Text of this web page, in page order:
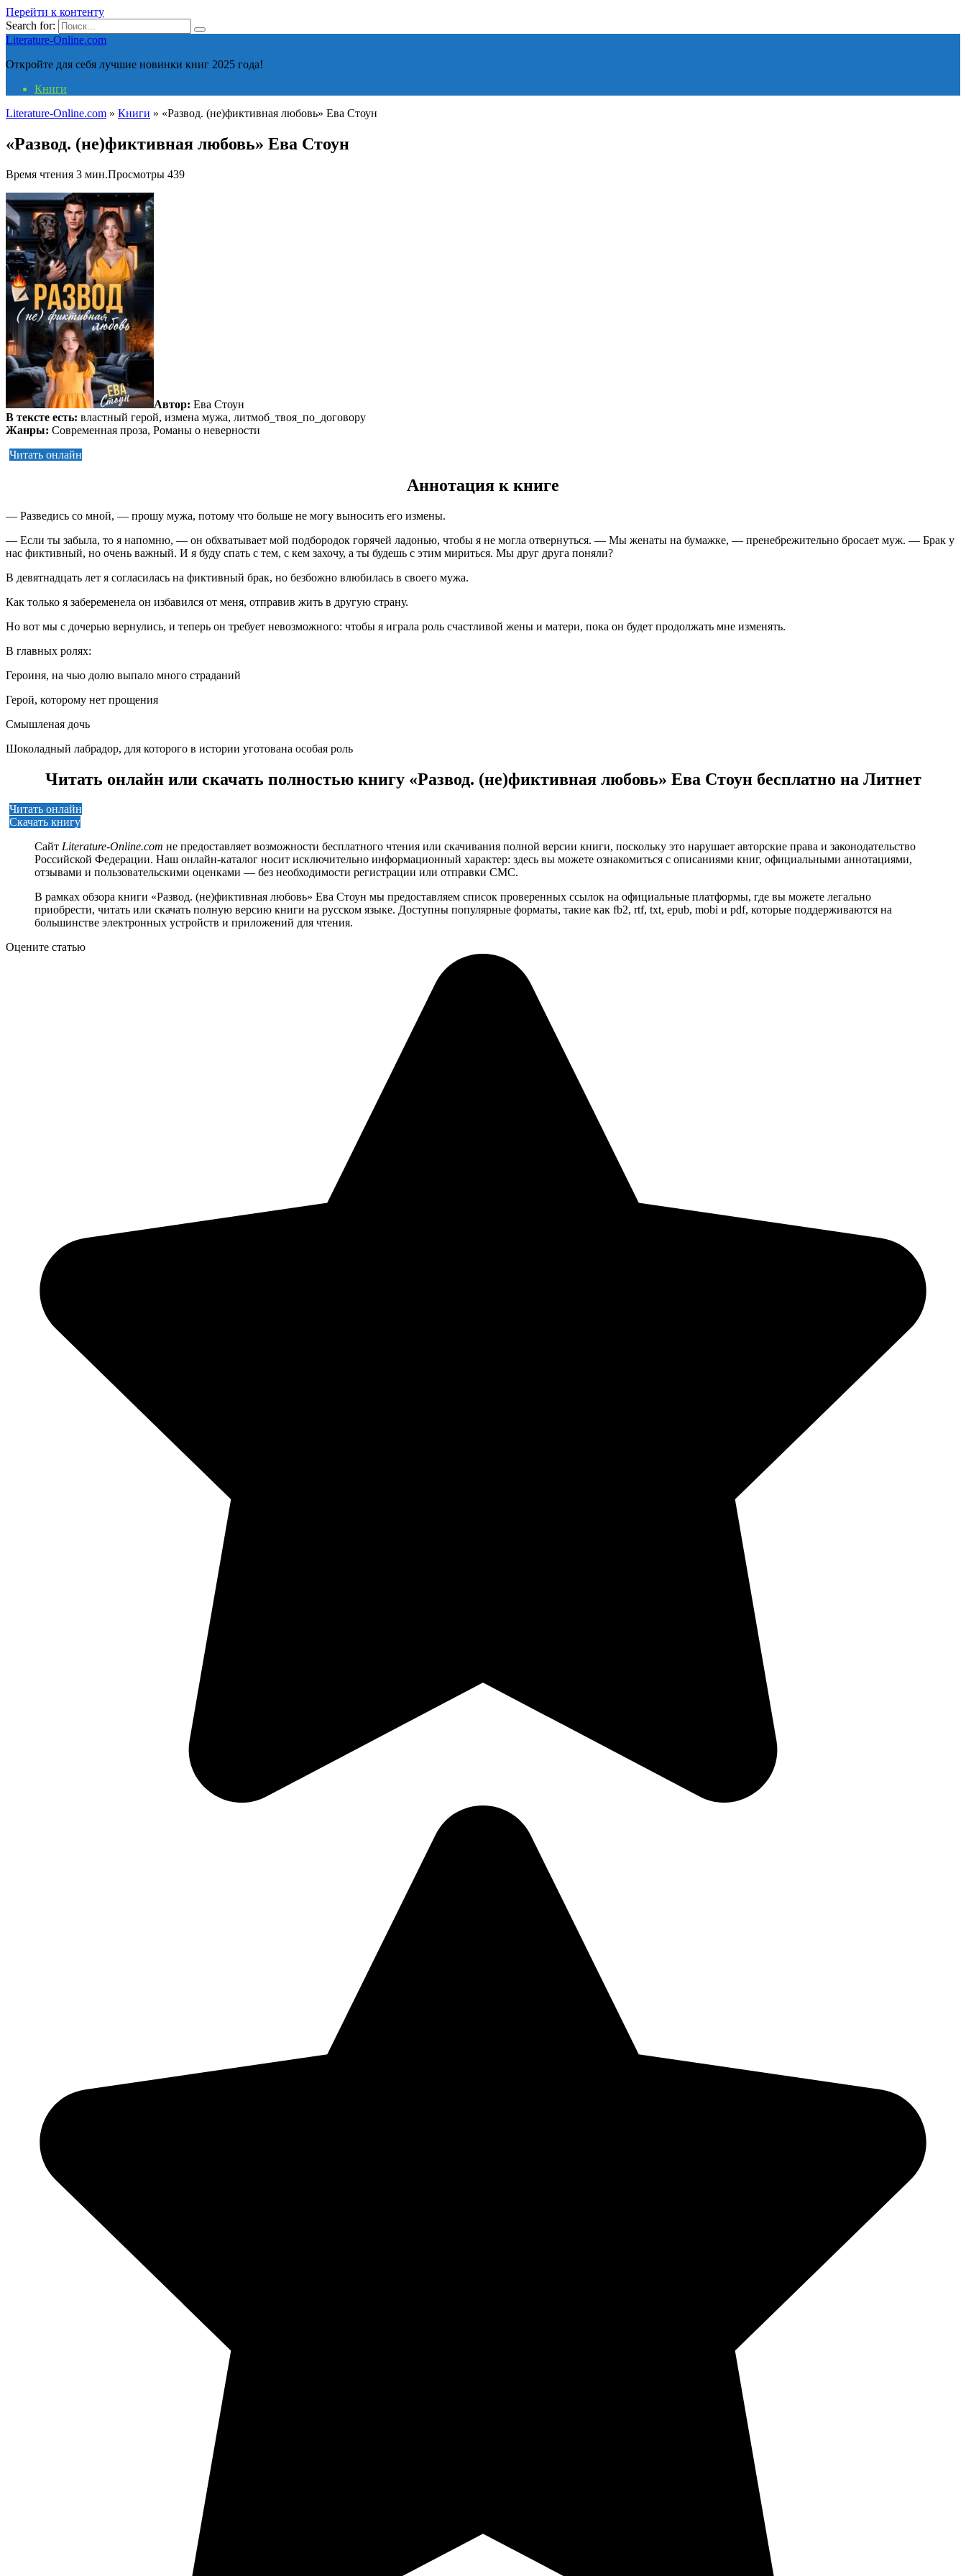
Перейти к контенту
Search for:
Literature-Online.com
Откройте для себя лучшие новинки книг 2025 года!
Книги
Literature-Online.com » Книги » «Развод. (не)фиктивная любовь» Ева Стоун
«Развод. (не)фиктивная любовь» Ева Стоун
Время чтения 3 мин.Просмотры 439
Автор: Ева Стоун
В тексте есть: властный герой, измена мужа, литмоб_твоя_по_договору
Жанры: Современная проза, Романы о неверности
Читать онлайн
Аннотация к книге
— Разведись со мной, — прошу мужа, потому что больше не могу выносить его измены.
— Если ты забыла, то я напомню, — он обхватывает мой подбородок горячей ладонью, чтобы я не могла отвернуться. — Мы женаты на бумажке, — пренебрежительно бросает муж. — Брак у
нас фиктивный, но очень важный. И я буду спать с тем, с кем захочу, а ты будешь с этим мириться. Мы друг друга поняли?
В девятнадцать лет я согласилась на фиктивный брак, но безбожно влюбилась в своего мужа.
Как только я забеременела он избавился от меня, отправив жить в другую страну.
Но вот мы с дочерью вернулись, и теперь он требует невозможного: чтобы я играла роль счастливой жены и матери, пока он будет продолжать мне изменять.
В главных ролях:
Героиня, на чью долю выпало много страданий
Герой, которому нет прощения
Смышленая дочь
Шоколадный лабрадор, для которого в истории уготована особая роль
Читать онлайн или скачать полностью книгу «Развод. (не)фиктивная любовь» Ева Стоун бесплатно на Литнет
Читать онлайн
Скачать книгу
Сайт Literature-Online.com не предоставляет возможности бесплатного чтения или скачивания полной версии книги, поскольку это нарушает авторские права и законодательство
Российской Федерации. Наш онлайн-каталог носит исключительно информационный характер: здесь вы можете ознакомиться с описаниями книг, официальными аннотациями,
отзывами и пользовательскими оценками — без необходимости регистрации или отправки СМС.
В рамках обзора книги «Развод. (не)фиктивная любовь» Ева Стоун мы предоставляем список проверенных ссылок на официальные платформы, где вы можете легально
приобрести, читать или скачать полную версию книги на русском языке. Доступны популярные форматы, такие как fb2, rtf, txt, epub, mobi и pdf, которые поддерживаются на
большинстве электронных устройств и приложений для чтения.
Оцените статью